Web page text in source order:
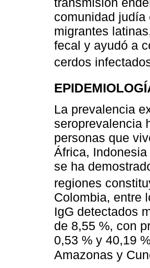
comunidad judía
migrantes
fecal y ayudó a
cerdos
La prevalencia
seroprevalencia
personas que
África,
se ha
regiones
Colombia, entre
IgG detectados
de 8,55 %, con
0,53 % y 40,19
Amazonas y